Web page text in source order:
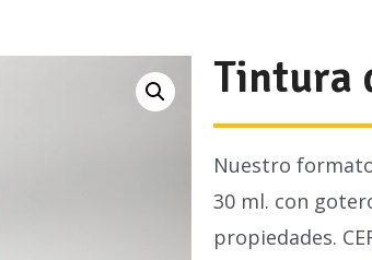
Tintura
Nuestro
30 ml. con
propiedades.